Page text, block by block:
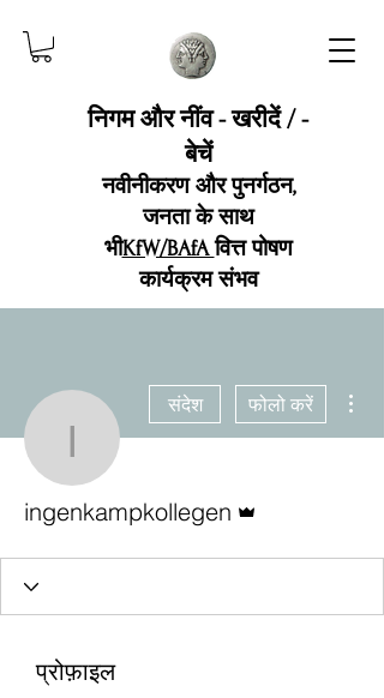
निगम और नींव - खरीदें / -
बेचें
नवीनीकरण और पुनर्गठन,
जनता के साथ
भीKfW/BAfAवित्त पोषण
कार्यक्रम संभव
संदेश फोलो करें
ingenkampkollegen
प्रोफ़ाइल